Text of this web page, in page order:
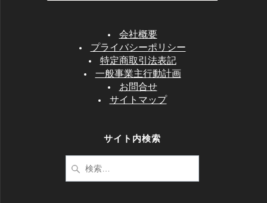
会社概要
プライバシーポリシー
特定商取引法表記
一般事業主行動計画
お問合せ
サイトマップ
サイト内検索
索: